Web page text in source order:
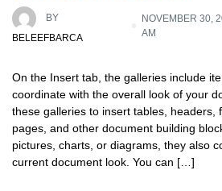
BY
BELEEFBARCA
NOVEMBER 30,
AM
On the Insert tab, the galleries include
coordinate with the overall look of your
these galleries to insert tables, headers,
pages, and other document building
pictures, charts, or diagrams, they also
current document look. You can […]